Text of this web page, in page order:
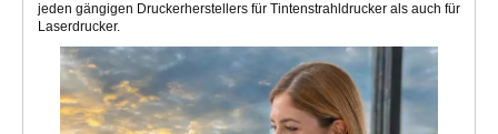
jeden gängigen Druckerherstellers für Tintenstrahldrucker als auch für
Laserdrucker.